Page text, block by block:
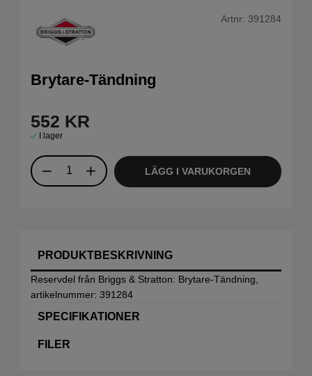
Artnr: 391284
Brytare-Tändning
552 KR
I lager
LÄGG I VARUKORGEN
PRODUKTBESKRIVNING
Reservdel från Briggs & Stratton: Brytare-Tändning,
artikelnummer: 391284
SPECIFIKATIONER
FILER